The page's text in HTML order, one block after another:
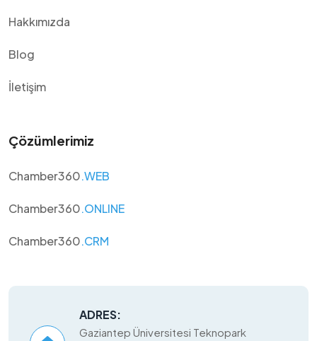
Hakkımızda
Blog
İletişim
Çözümlerimiz
Chamber360.WEB
Chamber360.ONLINE
Chamber360.CRM
ADRES:
Gaziantep Üniversitesi Teknopark